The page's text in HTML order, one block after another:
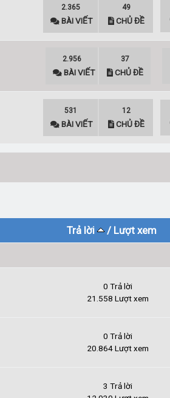
2.365
BÀI VIẾT
49
CHỦ ĐỀ
2.956
BÀI VIẾT
37
CHỦ ĐỀ
531
BÀI VIẾT
12
CHỦ ĐỀ
Trả lời / Lượt xem
0 Trả lời
21.558 Lượt xem
0 Trả lời
20.864 Lượt xem
3 Trả lời